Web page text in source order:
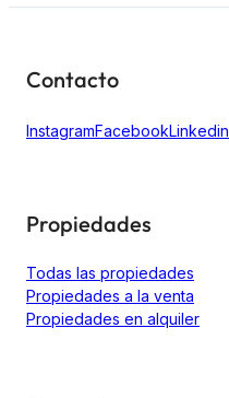
Contacto
InstagramFacebookLinkedin
Propiedades
Todas las propiedades
Propiedades a la venta
Propiedades en alquiler